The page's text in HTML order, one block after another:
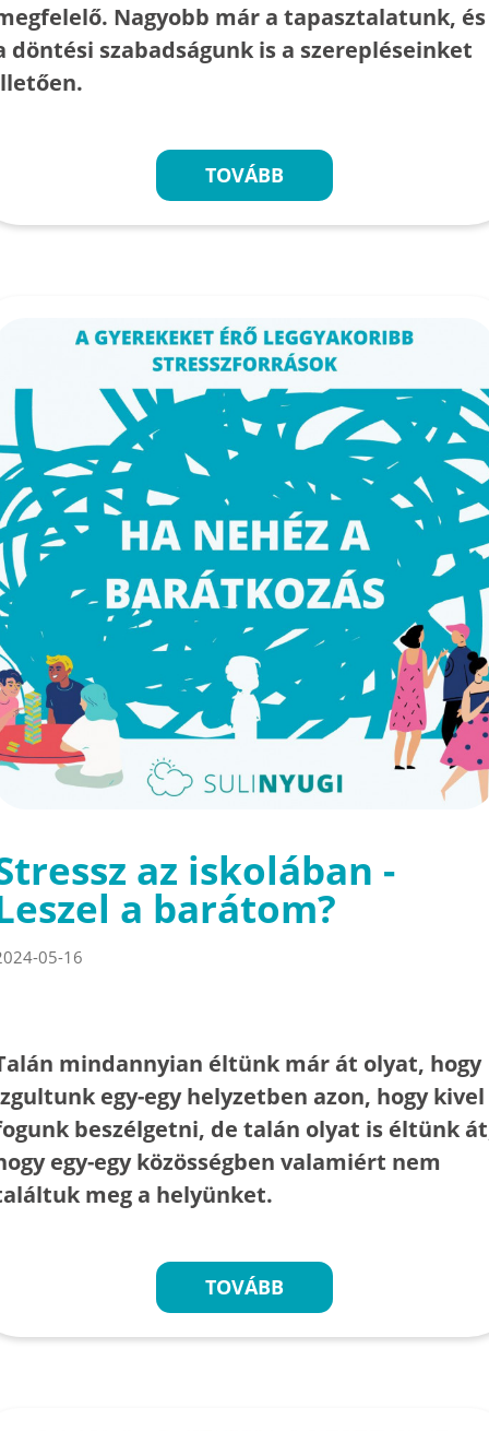
Nagyobb már a tapasztalatunk, és
döntési szabadságunk is a szerepléseinket
TOVÁBB
az iskolában -
a barátom?
05-16
mindannyian éltünk már át olyat, hogy
egy-egy helyzetben azon, hogy kivel
beszélgetni, de talán olyat is éltünk
egy-egy közösségben valamiért nem
meg a helyünket.
TOVÁBB